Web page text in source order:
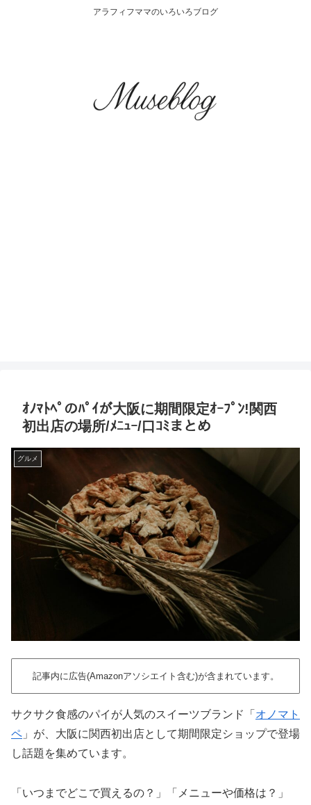
アラフィフママのいろいろブログ
ｵﾉﾏﾄﾍﾟのﾊﾟｲが大阪に期間限定ｵｰﾌﾟﾝ!関西
初出店の場所/ﾒﾆｭｰ/口ｺﾐまとめ
グルメ
記事内に広告(Amazonアソシエイト含む)が含まれています。
サクサク食感のパイが人気のスイーツブランド「 オノマト
ペ 」が、大阪に関西初出店として期間限定ショップで登場
し話題を集めています。
「いつまでどこで買えるの？」「メニューや価格は？」